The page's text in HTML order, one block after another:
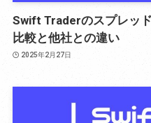
Swift Traderのスプレッ
比較と他社との違い
2025年2月27日